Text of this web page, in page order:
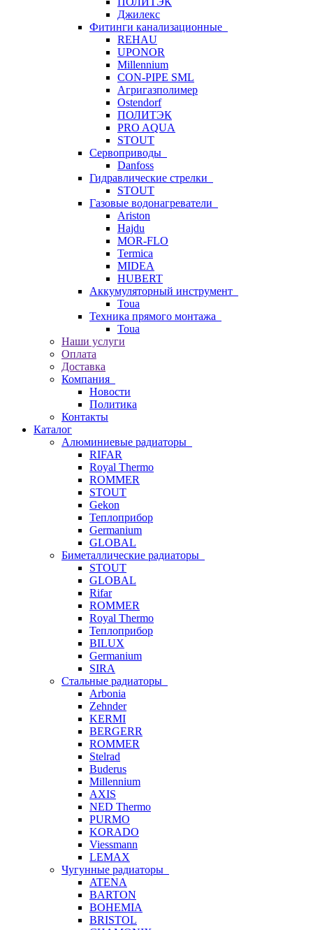
Джилекс
Фитинги канализационные
REHAU
UPONOR
Millennium
CON-PIPE SML
Агригазполимер
Ostendorf
ПОЛИТЭК
PRO AQUA
STOUT
Сервоприводы
Danfoss
Гидравлические стрелки
STOUT
Газовые водонагреватели
Ariston
Hajdu
MOR-FLO
Termica
MIDEA
HUBERT
Аккумуляторный инструмент
Toua
Техника прямого монтажа
Toua
Наши услуги
Оплата
Доставка
Компания
Новости
Политика
Контакты
Каталог
Алюминиевые радиаторы
RIFAR
Royal Thermo
ROMMER
STOUT
Gekon
Теплоприбор
Germanium
GLOBAL
Биметаллические радиаторы
STOUT
GLOBAL
Rifar
ROMMER
Royal Thermo
Теплоприбор
BILUX
Germanium
SIRA
Стальные радиаторы
Arbonia
Zehnder
KERMI
BERGERR
ROMMER
Stelrad
Buderus
Millennium
AXIS
NED Thermo
PURMO
KORADO
Viessmann
LEMAX
Чугунные радиаторы
ATENA
BARTON
BOHEMIA
BRISTOL